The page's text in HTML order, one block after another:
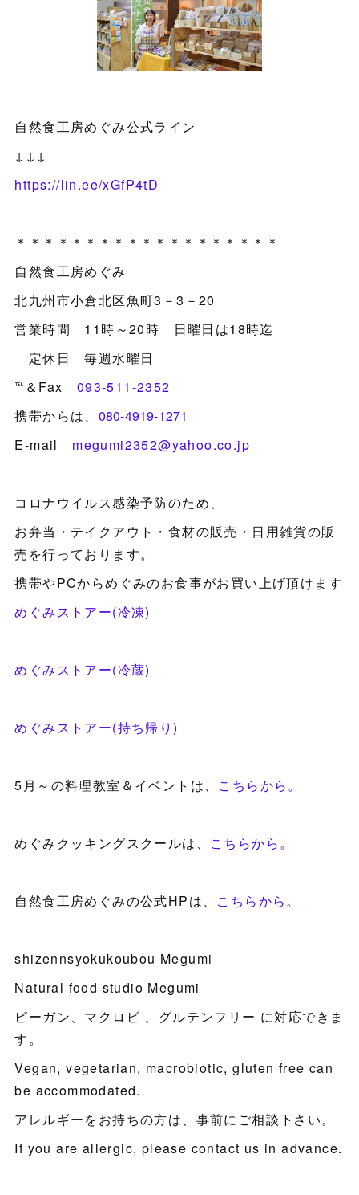
自然食工房めぐみ公式ライン
↓↓↓
https://lin.ee/xGfP4tD
＊＊＊＊＊＊＊＊＊＊＊＊＊＊＊＊＊＊＊
自然食工房めぐみ
北九州市小倉北区魚町3－3－20
営業時間 11時～20時 日曜日は18時迄
定休日 毎週水曜日
℡＆Fax 093-511-2352
携帯からは、 080-4919-1271
E-mail megumi2352@yahoo.co.jp
コロナウイルス感染予防のため、
お弁当・テイクアウト・食材の販売・日用雑貨の販
売を行っております。
携帯やPCからめぐみのお食事がお買い上げ頂けます
めぐみストアー(冷凍)
めぐみストアー(冷蔵)
めぐみストアー(持ち帰り)
5月～の料理教室＆イベントは、 こちらから。
めぐみクッキングスクールは、 こちらから。
自然食工房めぐみの公式HPは、 こちらから。
shizennsyokukoubou Megumi
Natural food studio Megumi
ビーガン、マクロビ 、グルテンフリー に対応できま
す。
Vegan, vegetarian, macrobiotic, gluten free can
be accommodated.
アレルギーをお持ちの方は、事前にご相談下さい。
If you are allergic, please contact us in advance.